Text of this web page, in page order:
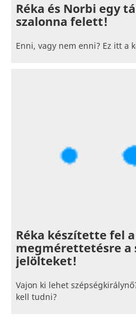
Réka és Norbi egy
szalonna felett!
Enni, vagy nem enni? Ez itt a
Réka készítette fel
megmérettetésre a
jelölteket!
Vajon ki lehet
kell tudni?